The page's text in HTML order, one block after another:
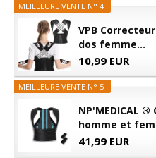
MEILLEURE VENTE N° 4
VPB
dos femme...
10,99 EUR
MEILLEURE VENTE N° 5
NP'MEDICAL
homme et
41,99 EUR